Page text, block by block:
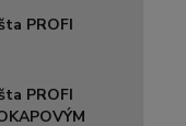
PROFI
PROFI